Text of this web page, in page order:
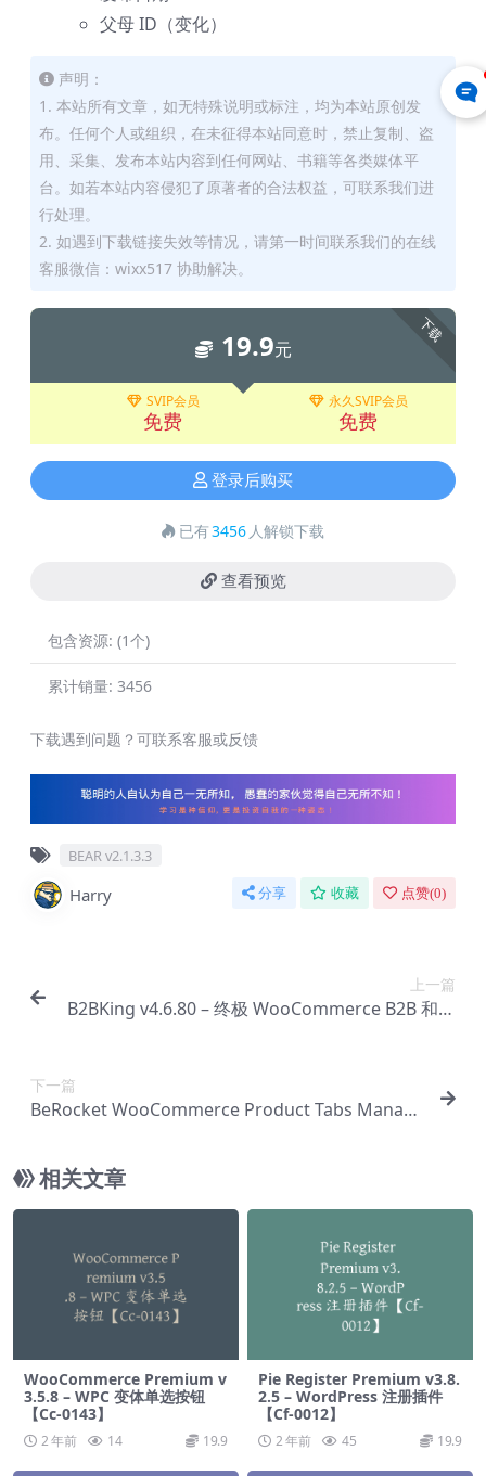
父母 ID（变化）
声明：
1. 本站所有文章，如无特殊说明或标注，均为本站原创发
布。任何个人或组织，在未征得本站同意时，禁止复制、盗
用、采集、发布本站内容到任何网站、书籍等各类媒体平
台。如若本站内容侵犯了原著者的合法权益，可联系我们进
行处理。
2. 如遇到下载链接失效等情况，请第一时间联系我们的在线
客服微信：wixx517 协助解决。
下载
19.9元
SVIP会员
免费
永久SVIP会员
免费
登录后购买
已有3456 人解锁下载
查看预览
包含资源: (1个)
累计销量: 3456
下载遇到问题？可联系客服或反馈
BEAR v2.1.3.3
Harry 分享 收藏 点赞(0)
上一篇
B2BKing v4.6.80 – 终极 WooCommerce B2B 和批
下一篇
BeRocket WooCommerce Product Tabs Manag
相关文章
WooCommerce Premium v​​
3.5.8 – WPC 变体单选按钮
【Cc-0143】
2 年前 14 19.9
Pie Register Premium v​​3.8.
2.5 – WordPress 注册插件
【Cf-0012】
2 年前 45 19.9